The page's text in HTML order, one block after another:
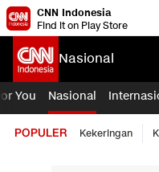
CNN Indonesia
Find it on Play Store
Nasional
You Nasional
POPULER Kekeringan